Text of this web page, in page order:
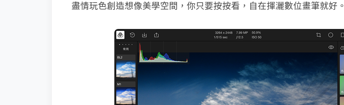
盡情玩色創造想像美學空間，你只要按按看，自在揮灑數位畫筆就好。